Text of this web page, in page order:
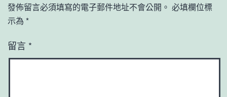
發佈留言必須填寫的電子郵件地址不會公開。 必填欄位標
示為 *
留言 *